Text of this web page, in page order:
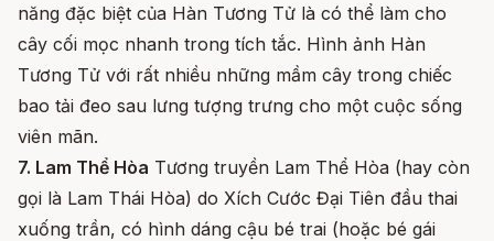
năng đặc biệt của Hàn Tương Tử là có thể làm cho
cây cối mọc nhanh trong tích tắc. Hình ảnh Hàn
Tương Tử với rất nhiều những mầm cây trong chiếc
bao tải đeo sau lưng tượng trưng cho một cuộc sống
viên mãn.
7. Lam Thể Hòa Tương truyền Lam Thể Hòa (hay còn
gọi là Lam Thái Hòa) do Xích Cước Đại Tiên đầu thai
xuống trần, có hình dáng cậu bé trai (hoặc bé gái